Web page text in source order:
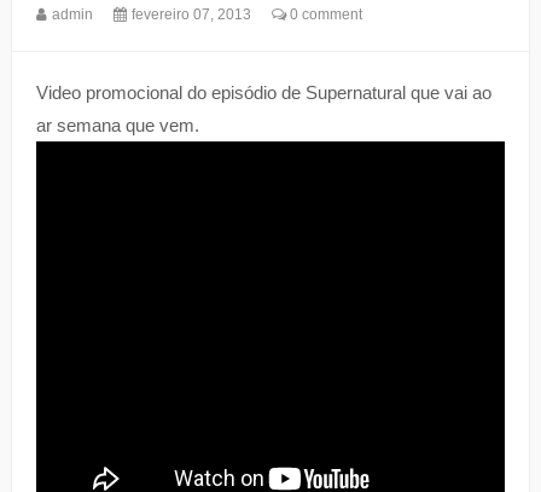
admin fevereiro 07, 2013 0 comment
Video promocional do episódio de Supernatural que vai ao
ar semana que vem.